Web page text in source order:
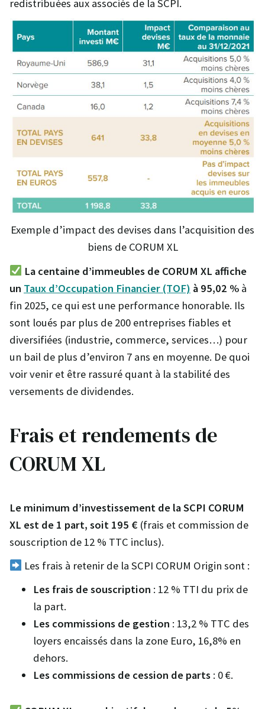
redistribuées aux associés de la SCPI.
Exemple d’impact des devises dans l’acquisition des
biens de CORUM XL
La centaine d’immeubles de CORUM XL affiche
un Taux d’Occupation Financier (TOF) à 95,02 % à
fin 2025, ce qui est une performance honorable. Ils
sont loués par plus de 200 entreprises fiables et
diversifiées (industrie, commerce, services…) pour
un bail de plus d’environ 7 ans en moyenne. De quoi
voir venir et être rassuré quant à la stabilité des
versements de dividendes.
Frais et rendements de
CORUM XL
Le minimum d’investissement de la SCPI CORUM
XL est de 1 part, soit 195 € (frais et commission de
souscription de 12 % TTC inclus).
Les frais à retenir de la SCPI CORUM Origin sont :
Les frais de souscription : 12 % TTI du prix de
la part.
Les commissions de gestion : 13,2 % TTC des
loyers encaissés dans la zone Euro, 16,8% en
dehors.
Les commissions de cession de parts : 0 €.